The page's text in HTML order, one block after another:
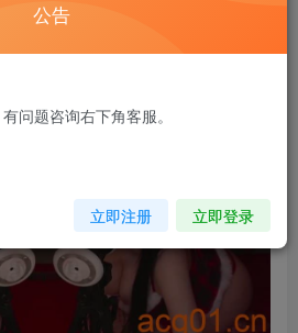
公告
问题咨询右下角客服。
立即注册 立即登录